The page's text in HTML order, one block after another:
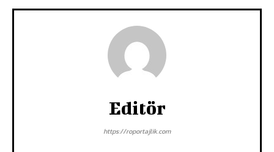
Editör
https://roportajlik.com